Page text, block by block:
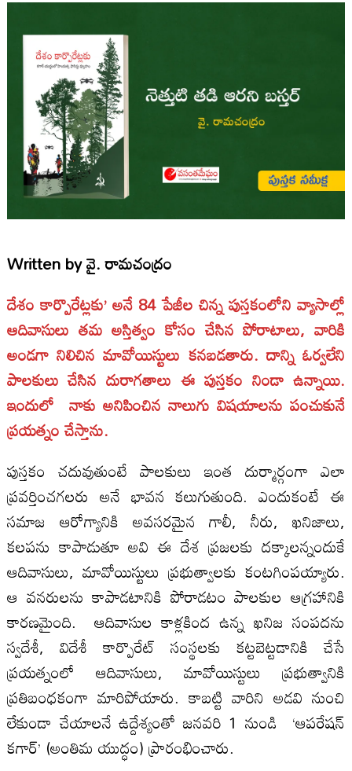
Written byవై. రామచంద్రం
దేశం కార్పొరేట్లకు’ అనే 84 పేజీల చిన్న పుస్తకంలోని వ్యాసాల్లో
ఆదివాసులు తమ అస్తిత్వం కోసం చేసిన పోరాటాలు, వారికి
అండగా నిలిచిన మావోయిస్టులు కనబడతారు. దాన్ని ఓర్వలేని
పాలకులు చేసిన దురాగతాలు ఈ పుస్తకం నిండా ఉన్నాయి.
ఇందులో నాకు అనిపించిన నాలుగు విషయాలను పంచుకునే
ప్రయత్నం చేస్తాను.
పుస్తకం చదువుతుంటే పాలకులు ఇంత దుర్మార్గంగా ఎలా
ప్రవర్తించగలరు అనే భావన కలుగుతుంది. ఎందుకంటే ఈ
సమాజ ఆరోగ్యానికి అవసరమైన గాలీ, నీరు, ఖనిజాలు,
కలపను కాపాడుతూ అవి ఈ దేశ ప్రజలకు దక్కాలన్నందుకే
ఆదివాసులు, మావోయిస్టులు ప్రభుత్వాలకు కంటగింపయ్యారు.
ఆ వనరులను కాపాడటానికి పోరాడటం పాలకుల ఆగ్రహానికి
కారణమైంది. ఆదివాసుల కాళ్లకింద ఉన్న ఖనిజ సంపదను
స్వదేశీ, విదేశీ కార్పొరేట్‌ సంస్థలకు కట్టబెట్టడానికి చేసే
ప్రయత్నంలో ఆదివాసులు, మావోయిస్టులు ప్రభుత్వానికి
ప్రతిబంధకంగా మారిపోయారు. కాబట్టి వారిని అడవి నుంచి
లేకుండా చేయాలనే ఉద్దేశ్యంతో జనవరి 1 నుండి ‘ఆపరేషన్‌
కగార్‌’ (అంతిమ యుద్ధం) ప్రారంభించారు.